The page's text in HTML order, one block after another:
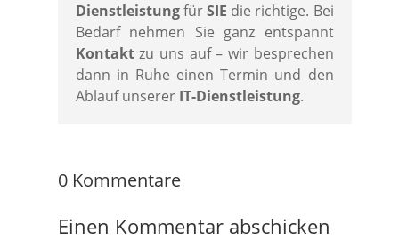
DienstleistungfürSIE die richtige. Bei
Bedarf nehmen Sie ganz entspannt
Kontaktzu uns auf – wir besprechen
dann in Ruhe einen Termin und den
Ablauf unserer IT-Dienstleistung.
0 Kommentare
Einen Kommentar abschicken